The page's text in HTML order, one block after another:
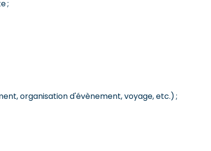
;
organisation d'évènement, voyage, etc.) ;